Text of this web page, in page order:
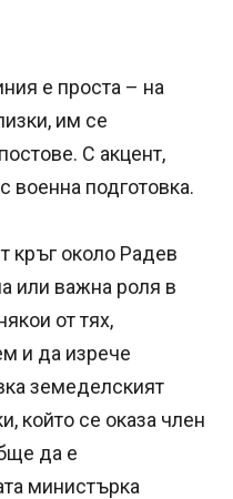
е проста – на
им се
С акцент,
военна подготовка.
кръг около Радев
или важна роля в
от тях,
и да изрече
земеделският
който се оказа член
да е
министърка